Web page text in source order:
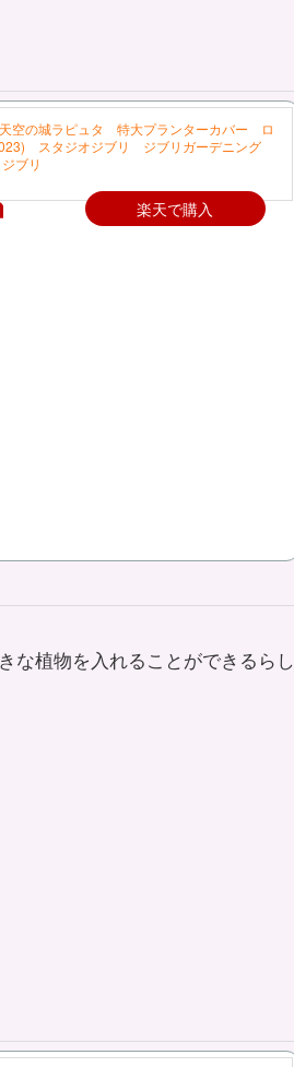
の城ラピュタ 特大プランターカバー ロ
スタジオジブリ ジブリガーデニング
ブリ
楽天で購入
な植物を入れることができるらし